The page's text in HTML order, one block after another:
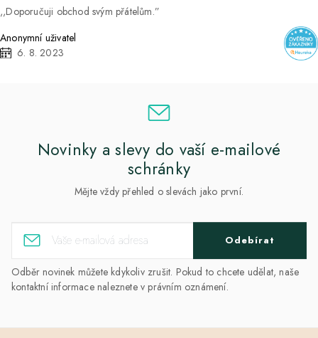
Doporučuji obchod svým přátelům.
Anonymní uživatel
6. 8. 2023
Novinky a slevy do vaší e-mailové
schránky
Mějte vždy přehled o slevách jako první.
Odebírat
Odběr novinek můžete kdykoliv zrušit. Pokud to chcete udělat, naše
kontaktní informace naleznete v právním oznámení.